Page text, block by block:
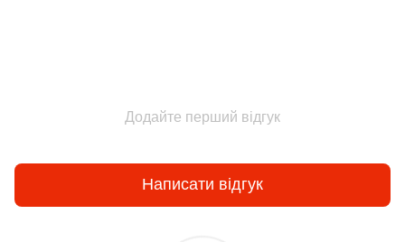
Додайте перший відгук
Написати відгук